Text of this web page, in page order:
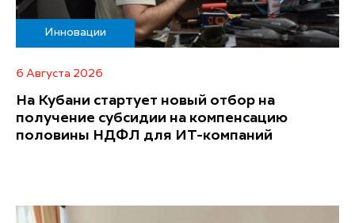
Инновации
6 Августа 2026
На Кубани стартует новый отбор на
получение субсидии на компенсацию
половины НДФЛ для ИT-компаний